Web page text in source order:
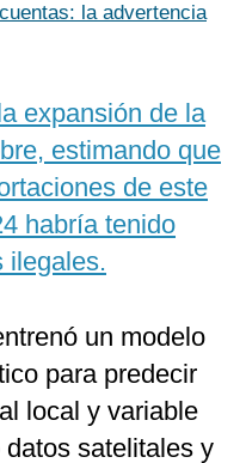
la advertencia
expansión de la
estimando que
de este
habría tenido
ilegales.
un modelo
para predecir
local y variable
satelitales y